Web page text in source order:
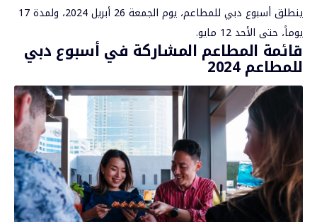
ينطلقأسبوع دبي للمطاعم
، يوم الجمعة 26 أبريل 2024، ولمدة 17
يوماً، حتى الأحد 12 مايو.
قائمة المطاعم المشاركة في أسبوع دبي
للمطاعم 2024